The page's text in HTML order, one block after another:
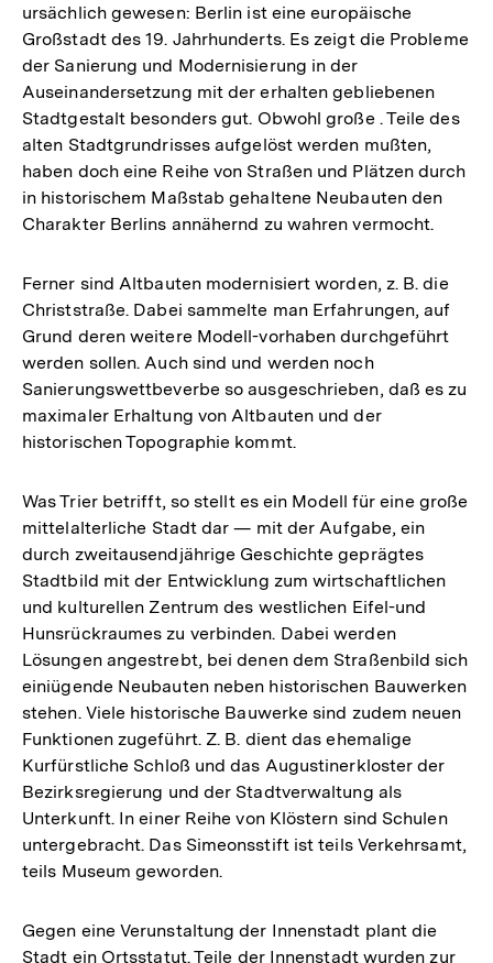
ursächlich gewesen: Berlin ist eine europäische
Großstadt des 19. Jahrhunderts. Es zeigt die Probleme
der Sanierung und Modernisierung in der
Auseinandersetzung mit der erhalten gebliebenen
Stadtgestalt besonders gut. Obwohl große . Teile des
alten Stadtgrundrisses aufgelöst werden mußten,
haben doch eine Reihe von Straßen und Plätzen durch
in historischem Maßstab gehaltene Neubauten den
Charakter Berlins annähernd zu wahren vermocht.
Ferner sind Altbauten modernisiert worden, z. B. die
Christstraße. Dabei sammelte man Erfahrungen, auf
Grund deren weitere Modell-vorhaben durchgeführt
werden sollen. Auch sind und werden noch
Sanierungswettbeverbe so ausgeschrieben, daß es zu
maximaler Erhaltung von Altbauten und der
historischen Topographie kommt.
Was Trier betrifft, so stellt es ein Modell für eine große
mittelalterliche Stadt dar — mit der Aufgabe, ein
durch zweitausendjährige Geschichte geprägtes
Stadtbild mit der Entwicklung zum wirtschaftlichen
und kulturellen Zentrum des westlichen Eifel-und
Hunsrückraumes zu verbinden. Dabei werden
Lösungen angestrebt, bei denen dem Straßenbild sich
einiügende Neubauten neben historischen Bauwerken
stehen. Viele historische Bauwerke sind zudem neuen
Funktionen zugeführt. Z. B. dient das ehemalige
Kurfürstliche Schloß und das Augustinerkloster der
Bezirksregierung und der Stadtverwaltung als
Unterkunft. In einer Reihe von Klöstern sind Schulen
untergebracht. Das Simeonsstift ist teils Verkehrsamt,
teils Museum geworden.
Gegen eine Verunstaltung der Innenstadt plant die
Stadt ein Ortsstatut. Teile der Innenstadt wurden zur